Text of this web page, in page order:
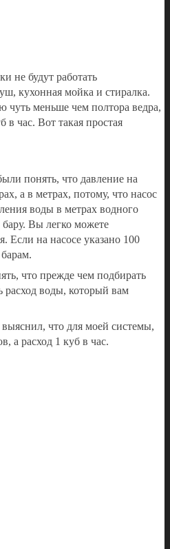
не будут работать
кухонная мойка и стиралка.
меньше чем полтора ведра,
в час. Вот такая простая
понять, что давление на
а в метрах, потому, что насос
воды в метрах водного
Вы легко можете
Если на насосе указано 100
что прежде чем подбирать
расход воды, который вам
что для моей системы,
а расход 1 куб в час.